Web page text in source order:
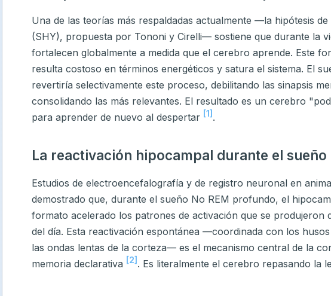
Una de las teorías más respaldadas actualmente —la hipótesis de
(SHY), propuesta por Tononi y Cirelli— sostiene que durante la
fortalecen globalmente a medida que el cerebro aprende. Este
resulta costoso en términos energéticos y satura el sistema. El
revertiría selectivamente este proceso, debilitando las sinapsis
consolidando las más relevantes. El resultado es un cerebro
para aprender de nuevo al despertar [1] .
La reactivación hipocampal durante el sueño
Estudios de electroencefalografía y de registro neuronal en
demostrado que, durante el sueño No REM profundo, el
formato acelerado los patrones de activación que se produjeron
del día. Esta reactivación espontánea —coordinada con los
las ondas lentas de la corteza— es el mecanismo central de la
memoria declarativa [2] . Es literalmente el cerebro repasando la